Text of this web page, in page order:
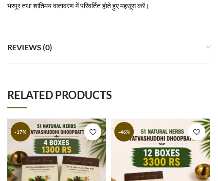
भरपूर तथा शांतिमय वातावरण में परिवर्तित होते हुए महसूस करें।
REVIEWS (0)
RELATED PRODUCTS
-17% -46%